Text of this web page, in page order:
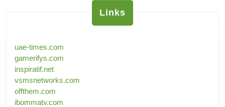
Links
uae-times.com
gamerifys.com
inspiratif.net
vsmsnetworks.com
offthem.com
ibommatv.com